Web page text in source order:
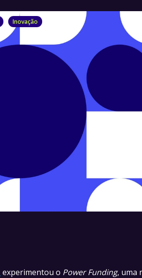
Inovação
experimentou o Power Funding, uma